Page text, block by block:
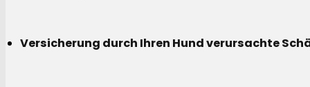
Versicherung durch Ihren Hund verursachte